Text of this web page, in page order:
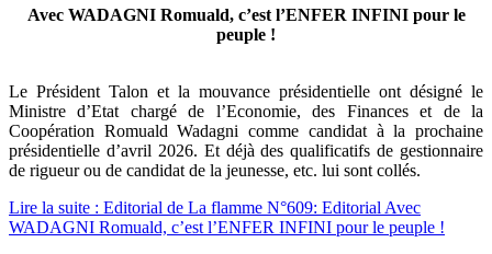
Avec WADAGNI Romuald, c’est l’ENFER INFINI pour le
peuple !
Le Président Talon et la mouvance présidentielle ont désigné le
Ministre d’Etat chargé de l’Economie, des Finances et de la
Coopération Romuald Wadagni comme candidat à la prochaine
présidentielle d’avril 2026. Et déjà des qualificatifs de gestionnaire
de rigueur ou de candidat de la jeunesse, etc. lui sont collés.
Lire la suite : Editorial de La flamme N°609: Editorial Avec
WADAGNI Romuald, c’est l’ENFER INFINI pour le peuple !